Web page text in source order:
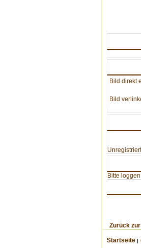
Bild direkt
Bild
Bitte
Zurück
Startseite